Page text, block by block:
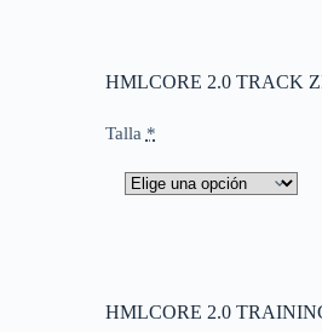
HMLCORE 2.0 TRACK
Talla *
HMLCORE 2.0